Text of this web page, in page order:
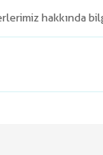
hakkında